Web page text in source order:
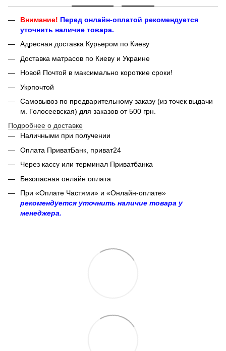
Внимание! Перед онлайн-оплатой рекомендуется
уточнить наличие товара.
Адресная доставка Курьером по Киеву
Доставка матрасов по Киеву и Украине
Новой Почтой в максимально короткие сроки!
Укрпочтой
Самовывоз по предварительному заказу (из точек выдачи
м. Голосеевская) для заказов от 500 грн.
Подробнее о доставке
Наличными при получении
Оплата ПриватБанк, приват24
Через кассу или терминал Приватбанка
Безопасная онлайн оплата
При «Оплате Частями» и «Онлайн-оплате»
рекомендуется уточнить наличие товара у
менеджера.